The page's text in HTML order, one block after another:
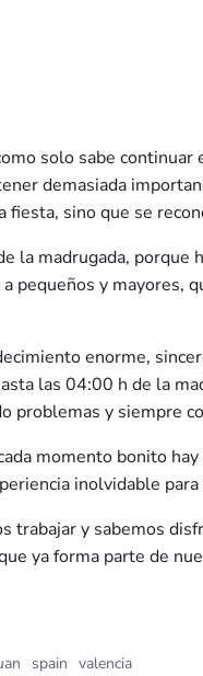
solo sabe
demasiada
sino que se
la madrugada,
pequeños y
enorme,
las 04:00 h de la
problemas y siempre
momento bonito
inolvidable
trabajar y sabemos
ya forma parte de
spain valencia